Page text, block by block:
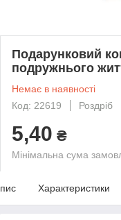
Подарунковий
подружнього
Немає в наявності
Код: 22619
Роздріб
5,40 ₴
Мінімальна сума
Характеристики